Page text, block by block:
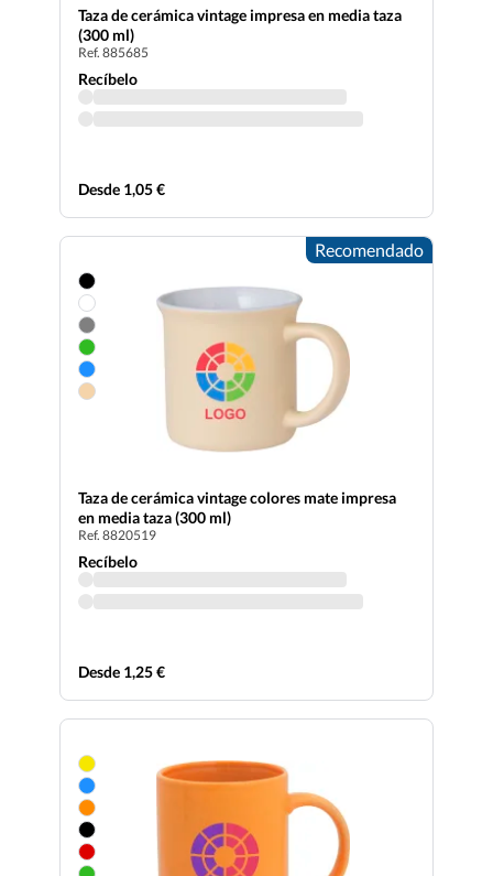
Taza de cerámica vintage impresa en media taza
(300 ml)
Ref. 885685
Recíbelo
Desde 1,05 €
Recomendado
Taza de cerámica vintage colores mate impresa
en media taza (300 ml)
Ref. 8820519
Recíbelo
Desde 1,25 €